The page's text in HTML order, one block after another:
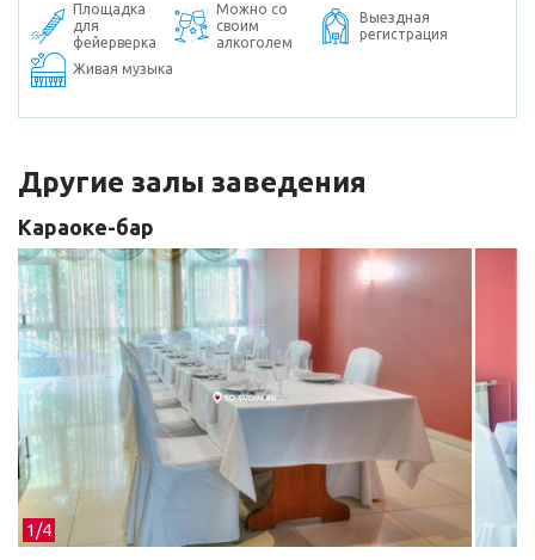
Площадка
для
фейерверка
Можно со
своим
алкоголем
Выездная
регистрация
Живая музыка
Другие залы заведения
1/4
Караоке-бар